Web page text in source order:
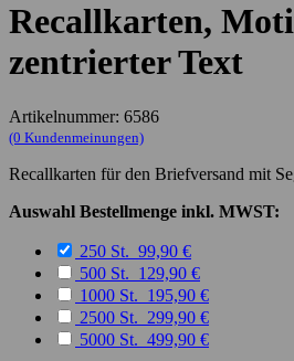
Recallkarten,
zentrierter Text
Artikelnummer: 6586
(0 Kundenmeinungen)
Recallkarten für den Briefversand mit
Auswahl Bestellmenge inkl. MWST:
250 St. 99,90 €
500 St. 129,90 €
1000 St. 195,90 €
2500 St. 299,90 €
5000 St. 499,90 €